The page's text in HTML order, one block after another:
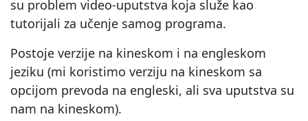
su problem video-uputstva koja služe kao
tutorijali za učenje samog programa.
Postoje verzije na kineskom i na engleskom
jeziku (mi koristimo verziju na kineskom sa
opcijom prevoda na engleski, ali sva uputstva su
nam na kineskom).